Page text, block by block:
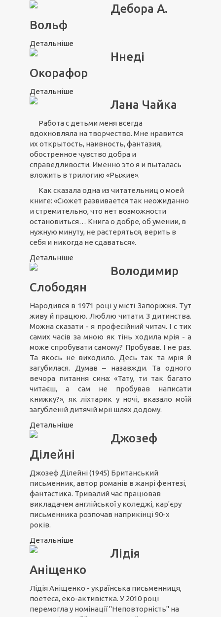
Дебора А.
Вольф
Детальніше
Ннеді
Окорафор
Детальніше
Лана Чайка
Работа с детьми меня всегда
вдохновляла на творчество. Мне нравится
их открытость, наивность, фантазия,
обостренное чувство добра и
справедливости. Именно это я и пыталась
вложить в трилогию «Рыжие».
Как сказала одна из читательниц о моей
книге: «Сюжет развивается так неожиданно
и стремительно, что нет возможности
остановиться… Книга о добре, об умении, в
нужную минуту, не растеряться, верить в
себя и никогда не сдаваться».
Детальніше
Володимир
Слободян
Народився в 1971 році у місті Запоріжжя. Тут
живу й працюю. Люблю читати. З дитинства.
Можна сказати - я професійний читач. І с тих
самих часів за мною як тінь ходила мрія - а
може спробувати самому? Пробував. І не раз.
Та якось не виходило. Десь так та мрія й
загубилася. Думав – назавжди. Та одного
вечора питання сина: «Тату, ти так багато
читаєш, а сам не пробував написати
книжку?», як ліхтарик у ночі, вказало моїй
загубленій дитячій мрії шлях додому.
Детальніше
Джозеф
Ділейні
Джозеф Ділейні (1945) Британський
письменник, автор романів в жанрі фентезі,
фантастика. Тривалий час працював
викладачем англійської у коледжі, кар'єру
письменника розпочав наприкінці 90-х
років.
Детальніше
Лідія
Аніщенко
Лідія Аніщенко - українська письменниця,
поетеса, еко-активістка. У 2010 році
перемогла у номінації "Неповторність" на